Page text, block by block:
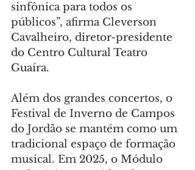
sinfônica para todos os
públicos”, afirma Cleverson
Cavalheiro, diretor-presidente
do Centro Cultural Teatro
Guaíra.
Além dos grandes concertos, o
Festival de Inverno de Campos
do Jordão se mantém como um
tradicional espaço de formação
musical. Em 2025, o Módulo